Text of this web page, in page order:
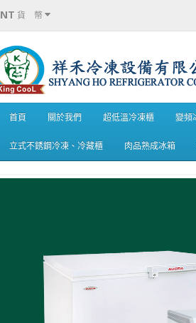
NT 貨 幣
首頁 關於我們 超低溫冷凍櫃 變頻
立式不銹鋼冷凍、冷藏櫃 肉品熟成冰箱